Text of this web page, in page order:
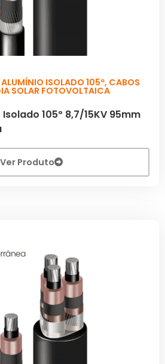
ISOLADO 105º, CABOS
SOLAR FOTOVOLTAICA
105º 8,7/15KV 95mm
Ver Produto